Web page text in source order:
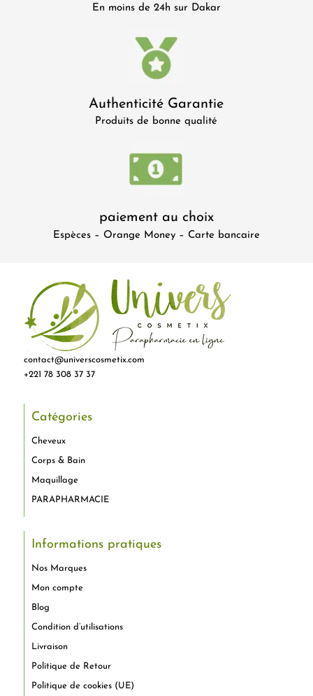
En moins de 24h sur Dakar
Authenticité Garantie
Produits de bonne qualité
paiement au choix
Espèces – Orange Money – Carte bancaire
contact@universcosmetix.com
+221 78 308 37 37
Catégories
Cheveux
Corps & Bain
Maquillage
PARAPHARMACIE
Informations pratiques
Nos Marques
Mon compte
Blog
Condition d’utilisations
Livraison
Politique de Retour
Politique de cookies (UE)